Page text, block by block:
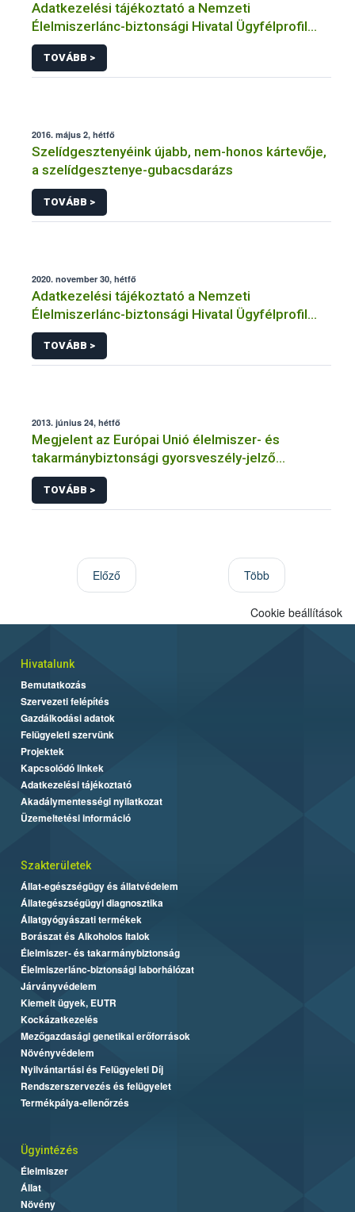
Adatkezelési tájékoztató a Nemzeti
Élelmiszerlánc-biztonsági Hivatal Ügyfélprofil
Rendszerben
horgászat/halászat/halgazdálkodás témakörben
intézhető közhatalmi eljárásaihoz kapcsolódó
TOVÁBB >
2016. május 2, hétfő
Szelídgesztenyéink újabb, nem-honos kártevője,
a szelídgesztenye-gubacsdarázs
TOVÁBB >
2020. november 30, hétfő
Adatkezelési tájékoztató a Nemzeti
Élelmiszerlánc-biztonsági Hivatal Ügyfélprofil
Rendszerben bioüzemanyag témakörben
intézhető közhatalmi eljárásaihoz kapcsolódó
adatkezeléséhez
TOVÁBB >
2013. június 24, hétfő
Megjelent az Európai Unió élelmiszer- és
takarmánybiztonsági gyorsveszély-jelző
rendszerének éves jelentése
TOVÁBB >
Előző Több
Cookie beállítások
Hivatalunk
Bemutatkozás
Szervezeti felépítés
Gazdálkodási adatok
Felügyeleti szervünk
Projektek
Kapcsolódó linkek
Adatkezelési tájékoztató
Akadálymentességi nyilatkozat
Üzemeltetési információ
Szakterületek
Állat-egészségügy és állatvédelem
Állategészségügyi diagnosztika
Állatgyógyászati termékek
Borászat és Alkoholos Italok
Élelmiszer- és takarmánybiztonság
Élelmiszerlánc-biztonsági laborhálózat
Járványvédelem
Kiemelt ügyek, EUTR
Kockázatkezelés
Mezőgazdasági genetikai erőforrások
Növényvédelem
Nyilvántartási és Felügyeleti Díj
Rendszerszervezés és felügyelet
Termékpálya-ellenőrzés
Ügyintézés
Élelmiszer
Állat
Növény